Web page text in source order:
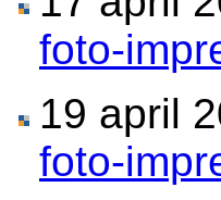
foto-
19 april
foto-